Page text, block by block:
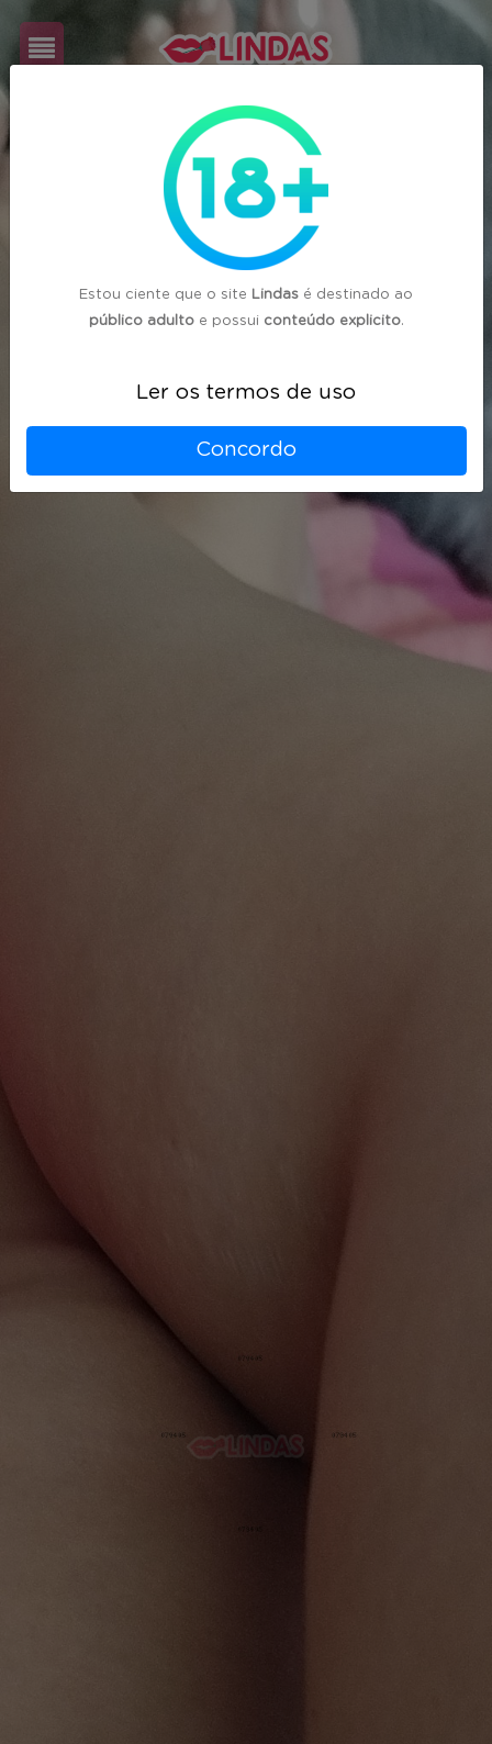
Estou ciente que o site Lindas é destinado ao
público adultoe possui conteúdo explicito.
Ler os termos de uso
Concordo